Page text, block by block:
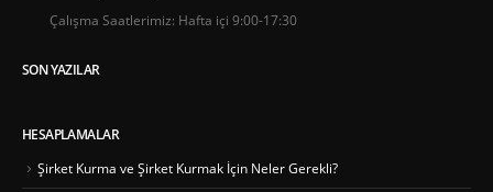
Çalışma Saatlerimiz: Hafta içi 9:00-17:30
SON YAZILAR
HESAPLAMALAR
Şirket Kurma ve Şirket Kurmak İçin Neler Gerekli?